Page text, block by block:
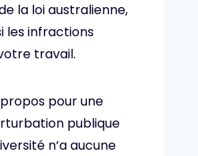
la loi australienne,
les infractions
travail.
pour une
publique
n’a aucune